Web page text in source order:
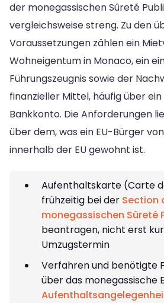
der monegassischen Sûreté
vergleichsweise streng. Zu den
Voraussetzungen zählen ein
Wohneigentum in Monaco, ein
Führungszeugnis sowie der
finanzieller Mittel, häufig über
Bankkonto. Die Anforderungen
über dem, was ein EU-Bürger
innerhalb der EU gewohnt ist.
Aufenthaltskarte (Carte
frühzeitig bei der Section
monegassischen Sûreté
beantragen, nicht erst
Umzugstermin
Verfahren und benötigte
über das monegassische